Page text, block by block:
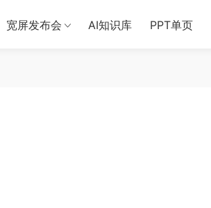
宽屏发布会 AI知识库 PPT单页